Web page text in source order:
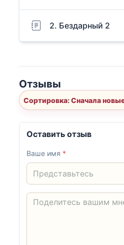
2. Бездарный 2
Отзывы
Сортировка: Сначала
Оставить отзыв
Ваше имя *